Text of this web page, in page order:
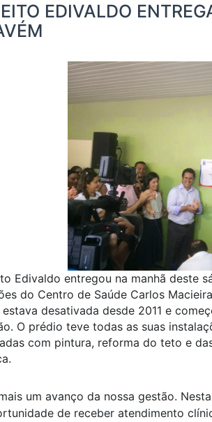
EDIVALDO
Edivaldo entregou na manhã deste
do Centro de Saúde Carlos
estava desativada desde 2011 e
O prédio teve todas as suas
com pintura, reforma do teto e
um avanço da nossa gestão.
de receber atendimento